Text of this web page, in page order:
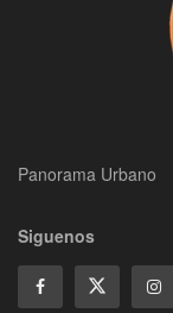
Panorama Urbano
Siguenos